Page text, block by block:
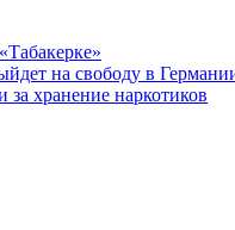
на свободу в
хранение наркотиков